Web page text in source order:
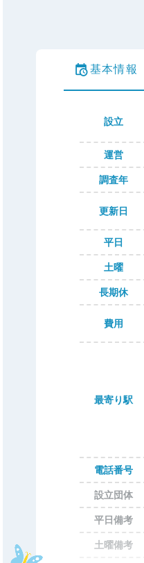
基本情報
設立
運営
調査年
更新日
平日
土曜
長期休
費用
最寄り駅
電話番号
設立団体
平日備考
土曜備考